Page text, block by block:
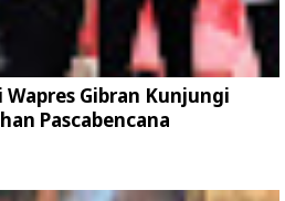
Gibran Kunjungi
Pascabencana